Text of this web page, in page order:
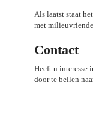
Als laatst staat
met
Contact
Heeft u interesse
door te bellen